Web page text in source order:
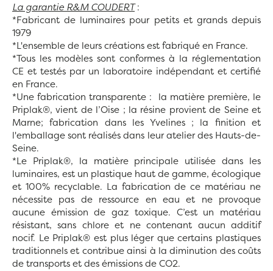
La garantie R&M COUDERT:
*Fabricant de luminaires pour petits et grands depuis
1979
*L'ensemble de leurs créations est fabriqué en France.
*Tous les modèles sont conformes à la réglementation
CE et testés par un laboratoire indépendant et certifié
en France.
*Une fabrication transparente : la matière première, le
Priplak®, vient de l’Oise ; la résine provient de Seine et
Marne; fabrication dans les Yvelines ; la finition et
l'emballage sont réalisés dans leur atelier des Hauts-de-
Seine.
*Le Priplak®, la matière principale utilisée dans les
luminaires, est un plastique haut de gamme, écologique
et 100% recyclable. La fabrication de ce matériau ne
nécessite pas de ressource en eau et ne provoque
aucune émission de gaz toxique. C’est un matériau
résistant, sans chlore et ne contenant aucun additif
nocif. Le Priplak® est plus léger que certains plastiques
traditionnels et contribue ainsi à la diminution des coûts
de transports et des émissions de CO2.